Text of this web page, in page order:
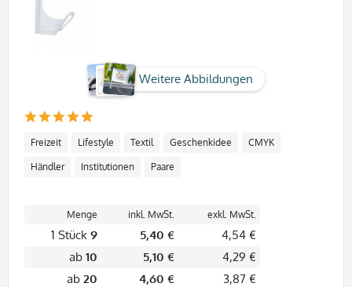
Weitere Abbildungen
Freizeit Lifestyle Textil Geschenkidee CMYK
Händler Institutionen Paare
Menge inkl. MwSt. exkl. MwSt.
1 Stück 9 5,40 €
4,54 €
ab 10 5,10 €
4,29 €
ab 20 4,60 €
3,87 €